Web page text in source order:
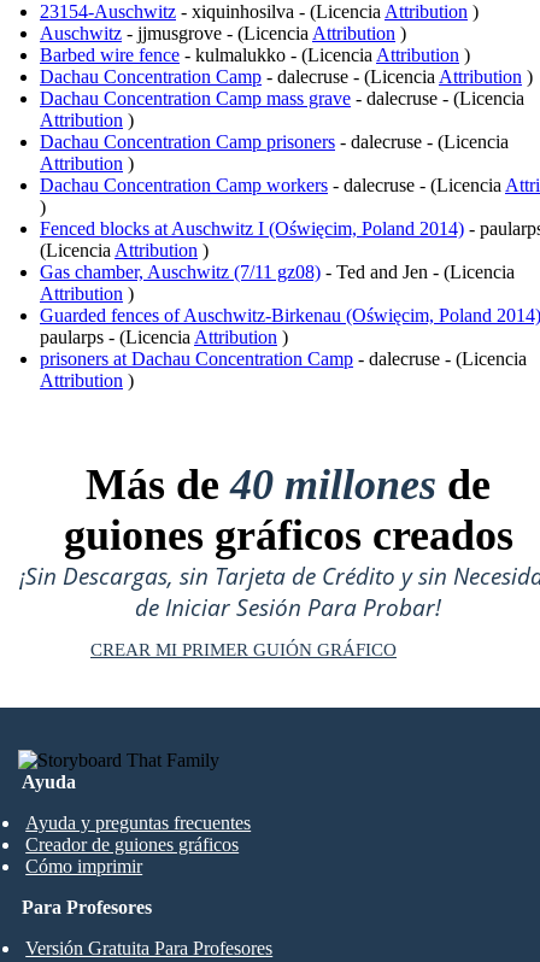
23154-Auschwitz - xiquinhosilva - (LicenciaAttribution )
Auschwitz - jjmusgrove - (LicenciaAttribution )
Barbed wire fence - kulmalukko - (LicenciaAttribution )
Dachau Concentration Camp - dalecruse - (LicenciaAttribution )
Dachau Concentration Camp mass grave - dalecruse - (Licencia
Attribution )
Dachau Concentration Camp prisoners - dalecruse - (Licencia
Attribution )
Dachau Concentration Camp workers - dalecruse - (Licencia
)
Fenced blocks at Auschwitz I (Oświęcim, Poland 2014) -
(LicenciaAttribution )
Gas chamber, Auschwitz (7/11 gz08) - Ted and Jen - (Licencia
Attribution )
Guarded fences of Auschwitz-Birkenau (Oświęcim, Poland 2014)
paularps - (LicenciaAttribution )
prisoners at Dachau Concentration Camp - dalecruse - (Licencia
Attribution )
Más de40 millones de
guiones gráficos creados
¡Sin Descargas, sin Tarjeta de Crédito y sin
de Iniciar Sesión Para Probar!
CREAR MI PRIMER GUIÓN GRÁFICO
Ayuda
Ayuda y preguntas frecuentes
Creador de guiones gráficos
Cómo imprimir
Para Profesores
Versión Gratuita Para Profesores